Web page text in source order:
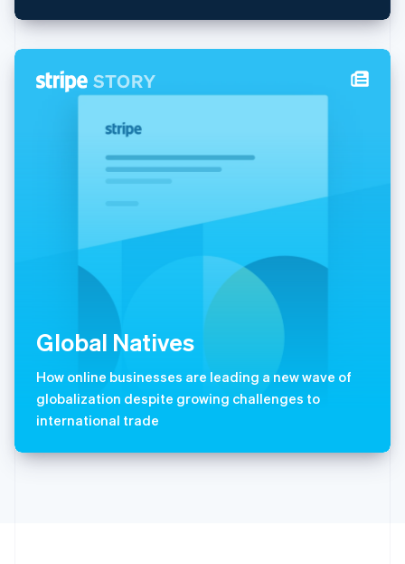
Global Natives
How online businesses are leading a new wave of
globalization despite growing challenges to
international trade
瑞士
English
斯洛伐克
斯洛文尼亚
西班牙
Español
新加坡
简体中文
English
匈牙利
English
意大利
Italiano English
印度
英国